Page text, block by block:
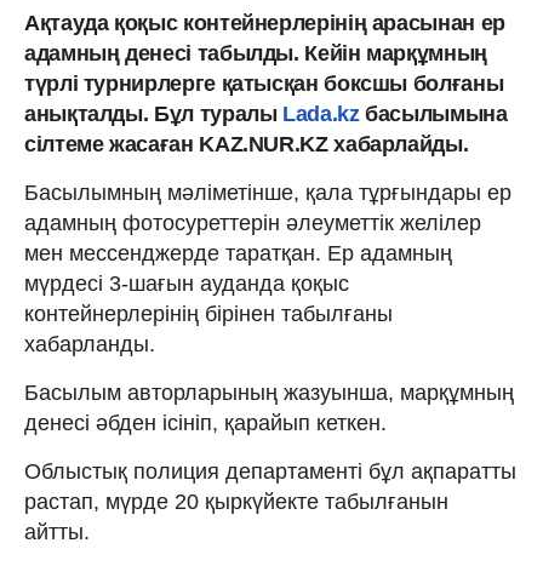
Ақтауда қоқыс контейнерлерінің арасынан ер
адамның денесі табылды. Кейін марқұмның
түрлі турнирлерге қатысқан боксшы болғаны
анықталды. Бұл туралы Lada.kzбасылымына
сілтеме жасаған KAZ.NUR.KZ хабарлайды.
Басылымның мәліметінше, қала тұрғындары ер
адамның фотосуреттерін әлеуметтік желілер
мен мессенджерде таратқан. Ер адамның
мүрдесі 3-шағын ауданда қоқыс
контейнерлерінің бірінен табылғаны
хабарланды.
Басылым авторларының жазуынша, марқұмның
денесі әбден ісініп, қарайып кеткен.
Облыстық полиция департаменті бұл ақпаратты
растап, мүрде 20 қыркүйекте табылғанын
айтты.